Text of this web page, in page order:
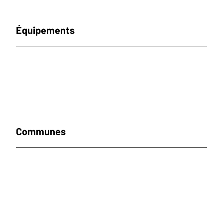
Équipements
Communes